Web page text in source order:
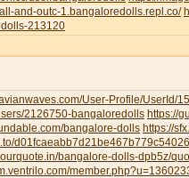
and-outc-1.bangaloredolls.repl.co/
213120
User-Profile/UserId/
2126750-bangaloredolls https://
bangalore-dolls https://
bangalore-dolls-dpb5z/